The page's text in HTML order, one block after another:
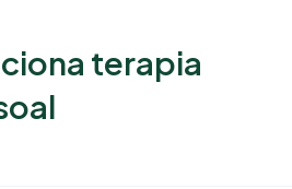
terapia